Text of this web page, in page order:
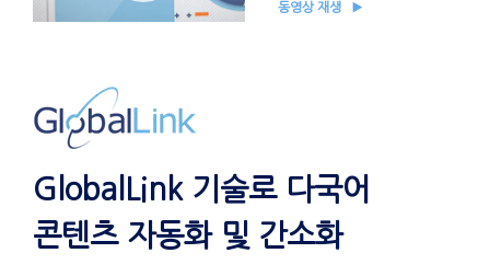
동영상 재생
GlobalLink 기술로 다국어
콘텐츠 자동화 및 간소화